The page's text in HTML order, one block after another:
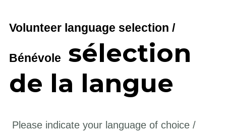
Volunteer language selection /
Bénévole
sélection
de la langue
Please indicate your language of choice /